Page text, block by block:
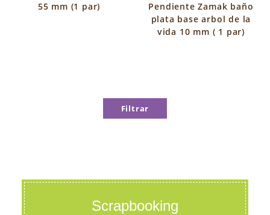
55 mm (1 par)
Pendiente Zamak baño
plata base arbol de la
vida 10 mm ( 1 par)
Filtrar
Scrapbooking